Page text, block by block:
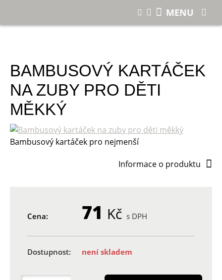
BAMBUSOVÝ KARTÁČEK
NA ZUBY PRO DĚTI
MĚKKÝ
Bambusový kartáček pro nejmenší
Informace o produktu
Cena: 71 Kč s DPH
Dostupnost: není skladem
MENU